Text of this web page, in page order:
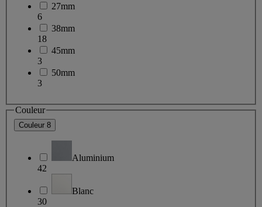
27mm
6
38mm
18
45mm
3
50mm
3
Couleur
Couleur 8
Aluminium
42
Blanc
30